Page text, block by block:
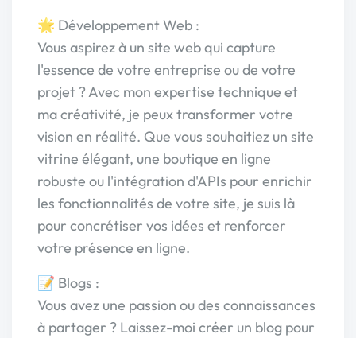
🌟 Développement Web :
Vous aspirez à un site web qui capture
l'essence de votre entreprise ou de votre
projet ? Avec mon expertise technique et
ma créativité, je peux transformer votre
vision en réalité. Que vous souhaitiez un site
vitrine élégant, une boutique en ligne
robuste ou l'intégration d'APIs pour enrichir
les fonctionnalités de votre site, je suis là
pour concrétiser vos idées et renforcer
votre présence en ligne.
📝 Blogs :
Vous avez une passion ou des connaissances
à partager ? Laissez-moi créer un blog pour